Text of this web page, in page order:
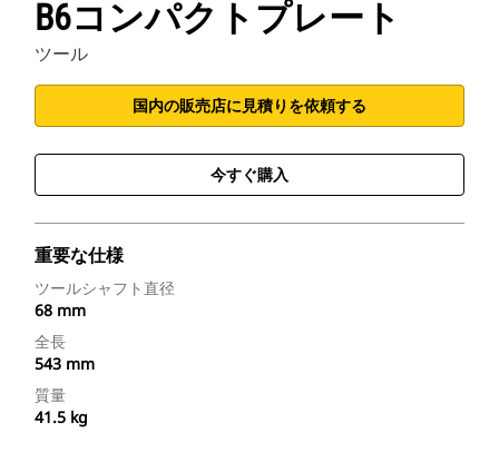
B6コンパクトプレート
ツール
国内の販売店に見積りを依頼する
今すぐ購入
重要な仕様
ツールシャフト直径
68 mm
全長
543 mm
質量
41.5 kg